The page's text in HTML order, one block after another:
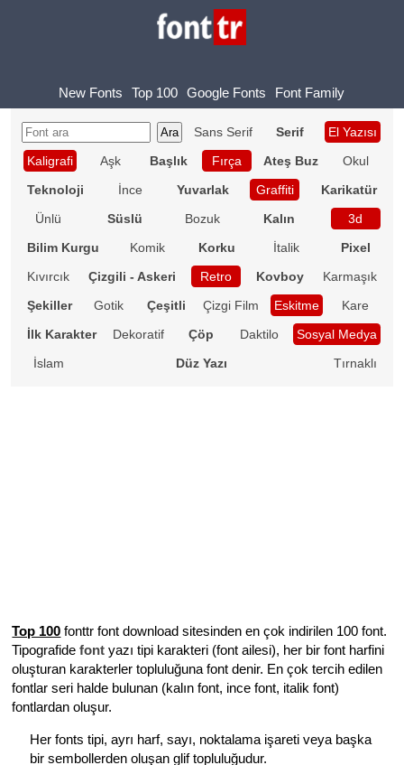
New Fonts Top 100 Google Fonts Font Family
Sans Serif Serif
El Yazısı
Kaligrafi
Aşk Başlık Fırça Ateş Buz
Okul
Teknoloji
İnce Yuvarlak Graffiti
Karikatür
Ünlü
Süslü Bozuk Kalın
3d
Bilim Kurgu
Komik Korku İtalik
Pixel
Kıvırcık
Çizgili - Askeri Retro Kovboy
Karmaşık
Şekiller
Gotik Çeşitli Çizgi Film Eskitme
Kare
İlk Karakter
Dekoratif Çöp Daktilo
Sosyal Medya
İslam
Düz Yazı Tırnaklı
Top 100 fonttr font download sitesinden en çok indirilen 100 font.
Tipografidefont yazı tipi karakteri (font ailesi), her bir font harfini
oluşturan karakterler topluluğuna font denir. En çok tercih edilen
fontlar seri halde bulunan (kalın font, ince font, italik font)
fontlardan oluşur.
Her fonts tipi, ayrı harf, sayı, noktalama işareti veya başka
bir sembollerden oluşan glif topluluğudur.